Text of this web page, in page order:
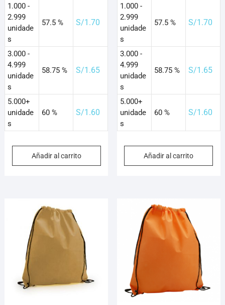
1.000 -
2.999
unidade
s
57.5 % S/1.70
3.000 -
4.999
unidade
s
58.75 % S/1.65
5.000+
unidade
s
60 % S/1.60
Añadir al carrito
1.000 -
2.999
unidade
s
57.5 % S/1.70
3.000 -
4.999
unidade
s
58.75 % S/1.65
5.000+
unidade
s
60 % S/1.60
Añadir al carrito